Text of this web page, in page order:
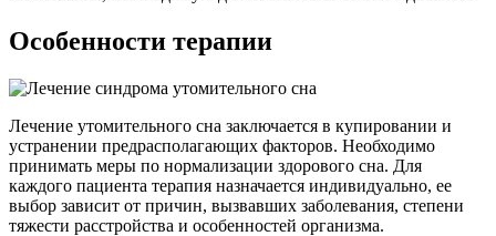
Особенности терапии
Лечение утомительного сна заключается в купировании и
устранении предрасполагающих факторов. Необходимо
принимать меры по нормализации здорового сна. Для
каждого пациента терапия назначается индивидуально, ее
выбор зависит от причин, вызвавших заболевания, степени
тяжести расстройства и особенностей организма.